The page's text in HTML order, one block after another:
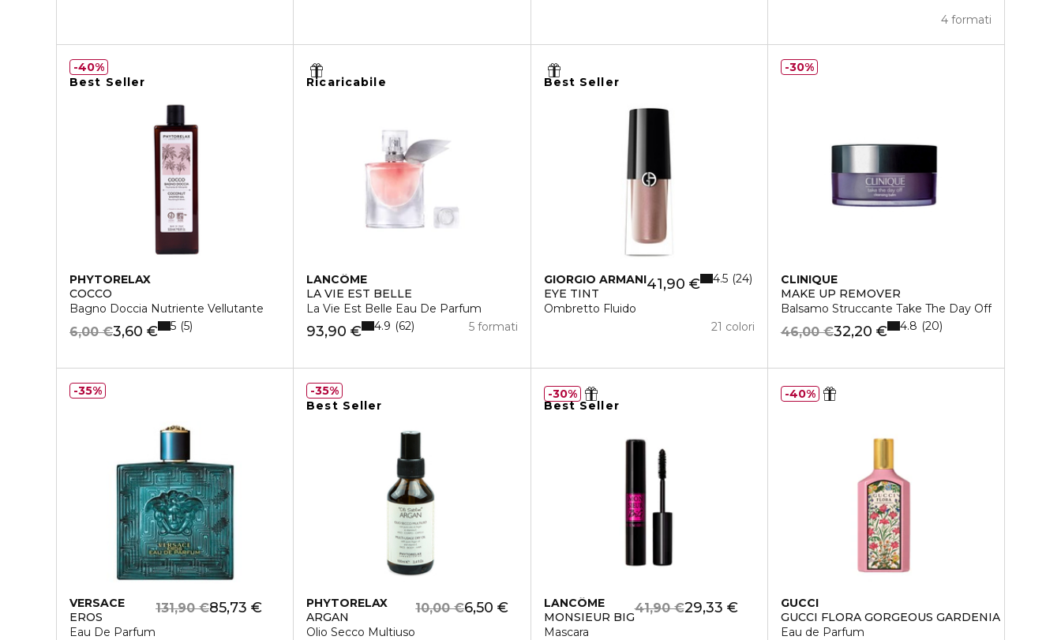
4 formati
Best Seller
PHYTORELAX
COCCO
Bagno Doccia Nutriente Vellutante
3,60 €
6,00 € 5 5
40%
Ricaricabile
LANCÔME
LA VIE EST BELLE
La Vie Est Belle Eau De Parfum
93,90 € 5 formati
4.9 62
Best Seller
GIORGIO ARMANI
EYE TINT
Ombretto Fluido
41,90 €
21 colori
4.5 24
CLINIQUE
MAKE UP REMOVER
Balsamo Struccante Take The Day Off
32,20 €
46,00 € 4.8 20
30%
VERSACE
EROS
Eau De Parfum
85,73 €
131,90 €
35%
Best Seller
PHYTORELAX
ARGAN
Olio Secco Multiuso
6,50 €
10,00 €
35%
Best Seller
LANCÔME
MONSIEUR BIG
Mascara
29,33 €
41,90 €
30%
GUCCI
GUCCI FLORA GORGEOUS GARDENIA
Eau de Parfum
40%